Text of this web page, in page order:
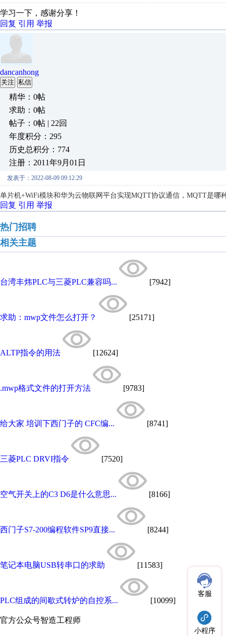
学习一下，感谢分享！
回复 引用 举报
dancanhong
关注 私信
精华：0帖
求助：0帖
帖子：0帖 | 22回
年度积分：295
历史总积分：774
注册：2011年9月01日
发表于：2022-08-09 09:12:29
单片机+WiFi模块和华为云物联网平台实现MQTT协议通信， MQTT是哪
回复 引用 举报
热门招聘
相关主题
台湾丰炜PLC与三菱PLC兼容吗... [7942]
求助：mwp文件怎么打开？ [25171]
ALTP指令的用法 [12624]
.mwp格式文件的打开方法 [9783]
给大家 培训下西门子的 CFC编... [8741]
三菱PLC DRVI指令 [7520]
空气开关上的C3 D6是什么意思... [8166]
西门子S7-200编程软件SP9直接... [8244]
笔记本电脑USB转串口的求助 [11583]
PLC组成的间歇式转炉的自控系... [10099]
官方公众号智造工程师
客服
小程序